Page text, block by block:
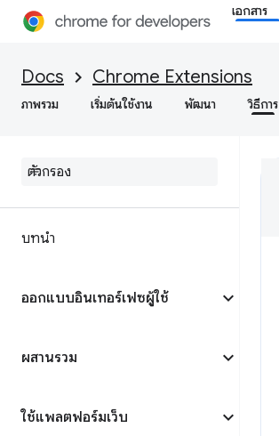
เอกสาร
Docs Chrome Extensions
ภาพรวม เริ่มต้นใช้งาน พัฒนา วิธีการ
บทนำ
ออกแบบอินเทอร์เฟซผู้ใช้
ผสานรวม
ใช้แพลตฟอร์มเว็บ